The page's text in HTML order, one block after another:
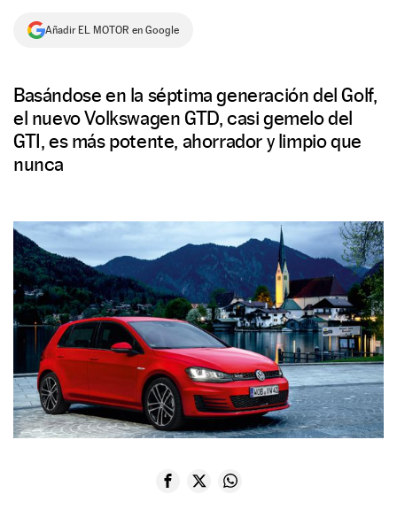
NEWSLETTER
Añadir EL MOTOR en Google
Basándose en la séptima generación del Golf,
el nuevo Volkswagen GTD, casi gemelo del
GTI, es más potente, ahorrador y limpio que
nunca